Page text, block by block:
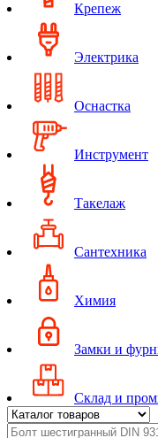
Крепеж
Электрика
Оснастка
Инструмент
Такелаж
Сантехника
Химия
Замки и
Склад и